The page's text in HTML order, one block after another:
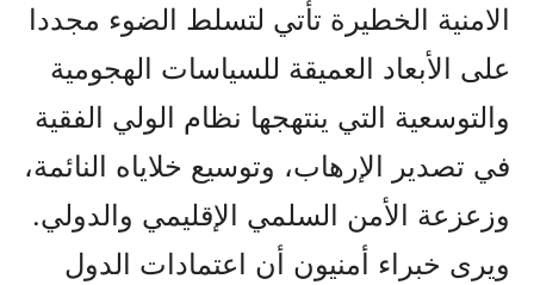
الامنية الخطيرة تأتي لتسلط الضوء مجددا
على الأبعاد العميقة للسياسات الهجومية
والتوسعية التي ينتهجها نظام الولي الفقية
في تصدير الإرهاب، وتوسيع خلاياه النائمة،
وزعزعة الأمن السلمي الإقليمي والدولي.
ويرى خبراء أمنيون أن اعتمادات الدول